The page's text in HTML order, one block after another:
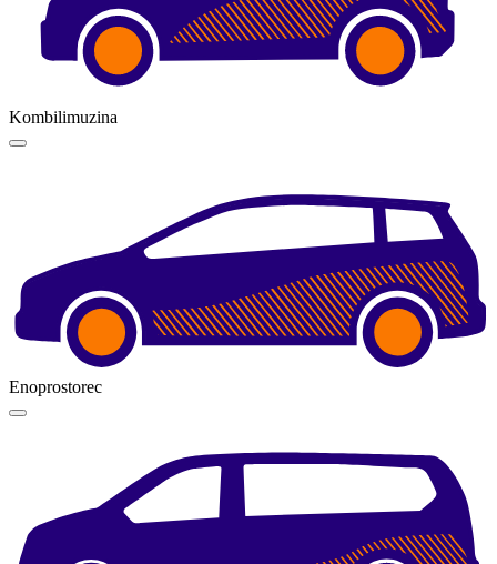
Kombilimuzina
Enoprostorec